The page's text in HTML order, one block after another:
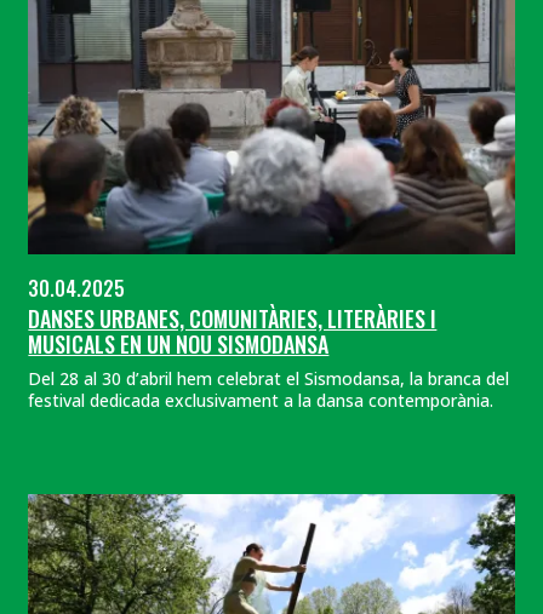
30.04.2025
DANSES URBANES, COMUNITÀRIES, LITERÀRIES I
MUSICALS EN UN NOU SISMODANSA
Del 28 al 30 d’abril hem celebrat el Sismodansa, la branca del
festival dedicada exclusivament a la dansa contemporània.